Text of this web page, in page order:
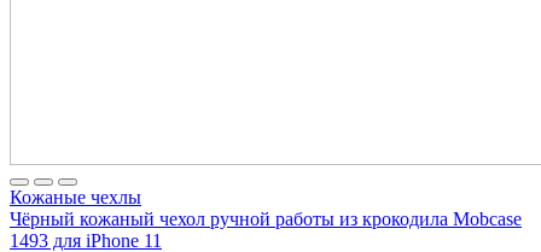
Кожаные чехлы
Чёрный кожаный чехол ручной работы из крокодила Mobcase
1493 для iPhone 11